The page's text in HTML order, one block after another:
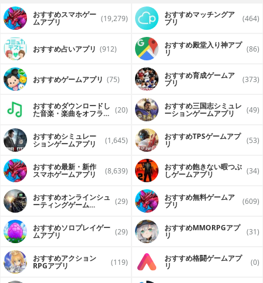
おすすめスマホゲー
ムアプリ (19,279) おすすめマッチングア
プリ (464)
おすすめ占いアプリ (912) おすすめ殿堂入り神アプ
リ (86)
おすすめゲームアプリ (75) おすすめ育成ゲームア
プリ (373)
おすすめダウンロードし
た音楽・楽曲をオフライ (20) おすすめ三国志シミュレ
ーションゲームアプリ (49)
おすすめシミュレー
ションゲームアプリ (1,645) おすすめTPSゲームアプ
リ (53)
おすすめ最新・新作
スマホゲームアプリ (8,639) おすすめ飽きない暇つぶ
しゲームアプリ (34)
おすすめオンラインシュ
ーティングゲーム (29) おすすめ無料ゲームア
プリ (609)
おすすめソロプレイゲー
ムアプリ (29) おすすめ MMORPGアプ
リ (31)
おすすめアクション
RPGアプリ (119) おすすめ格闘ゲームアプ
リ (0)